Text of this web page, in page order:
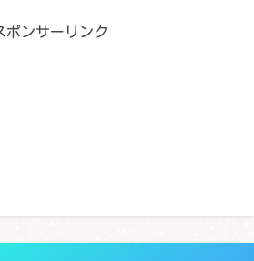
ポンサーリンク